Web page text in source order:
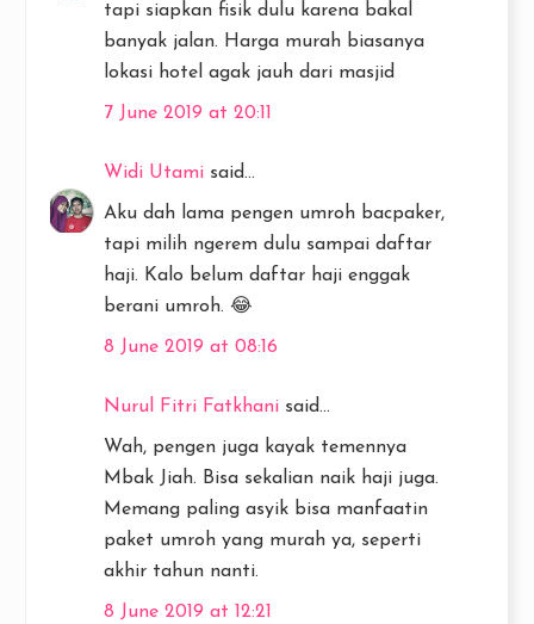
tapi siapkan fisik dulu karena bakal
banyak jalan. Harga murah biasanya
lokasi hotel agak jauh dari masjid
7 June 2019 at 20:11
Widi Utami said...
Aku dah lama pengen umroh bacpaker,
tapi milih ngerem dulu sampai daftar
haji. Kalo belum daftar haji enggak
berani umroh. 😂
8 June 2019 at 08:16
Nurul Fitri Fatkhani said...
Wah, pengen juga kayak temennya
Mbak Jiah. Bisa sekalian naik haji juga.
Memang paling asyik bisa manfaatin
paket umroh yang murah ya, seperti
akhir tahun nanti.
8 June 2019 at 12:21